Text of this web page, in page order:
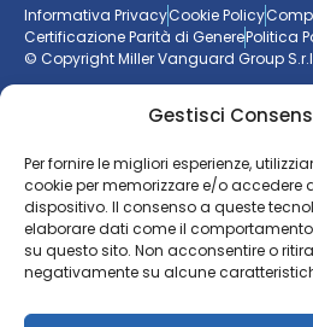
Gestisci
Per fornire le migliori esperienze,
cookie per memorizzare e/o accedere
dispositivo. Il consenso a queste
elaborare dati come il
su questo sito. Non acconsentire o
negativamente su alcune
Informativa PrivacyCookie Policy
Certificazione Parità di GenerePolitica
© Copyright Miller Vanguard Group
Vuoi essere aggiornato sul
Resta sempre un passo avanti
ISCRIVITI ALLA